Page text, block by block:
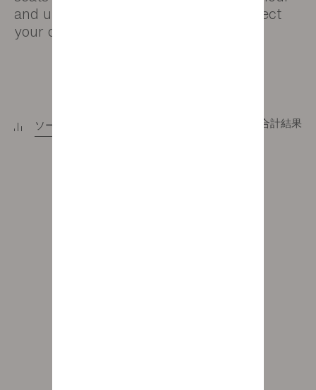
and upholstery combinations that reflect
your own personal style.
ソート 13合計結果